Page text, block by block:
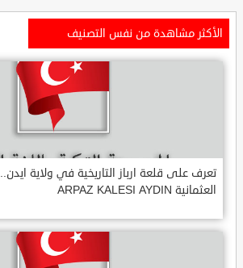
الأكثر مشاهدة من نفس التصنيف
تعرف على قلعة ارباز التاريخية في ولاية
العثمانية ARPAZ KALESI AYDIN